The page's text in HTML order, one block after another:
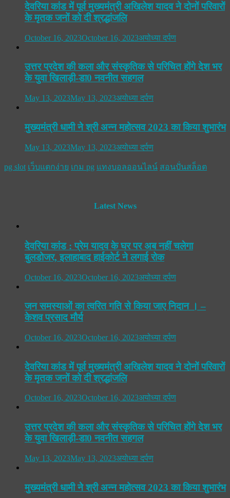
देवरिया कांड में पूर्व मुख्यमंत्री अखिलेश यादव ने दोनों परिवारों
के मृतक जनों को दी श्रद्धांजलि
October 16, 2023October 16, 2023अयोध्या दर्पण
उत्तर प्रदेश की कला और संस्कृतिक से परिचित होंगे देश भर
के युवा खिलाड़ी-डा0 नवनीत सहगल
May 13, 2023May 13, 2023अयोध्या दर्पण
मुख्यमंत्री धामी ने श्री अन्न महोत्सव 2023 का किया शुभारंभ
May 13, 2023May 13, 2023अयोध्या दर्पण
pg slot เว็บแตกง่าย เกม pg แทงบอลออนไลน์ สอนปั่นสล็อต
Latest News
देवरिया कांड : प्रेम यादव के घर पर अब नहीं चलेगा
बुलडोजर, इलाहाबाद हाईकोर्ट ने लगाई रोक
October 16, 2023October 16, 2023अयोध्या दर्पण
जन समस्याओं का त्वरित गति से किया जाए निदान । –
केशव प्रसाद मौर्य
October 16, 2023October 16, 2023अयोध्या दर्पण
देवरिया कांड में पूर्व मुख्यमंत्री अखिलेश यादव ने दोनों परिवारों
के मृतक जनों को दी श्रद्धांजलि
October 16, 2023October 16, 2023अयोध्या दर्पण
उत्तर प्रदेश की कला और संस्कृतिक से परिचित होंगे देश भर
के युवा खिलाड़ी-डा0 नवनीत सहगल
May 13, 2023May 13, 2023अयोध्या दर्पण
मुख्यमंत्री धामी ने श्री अन्न महोत्सव 2023 का किया शुभारंभ